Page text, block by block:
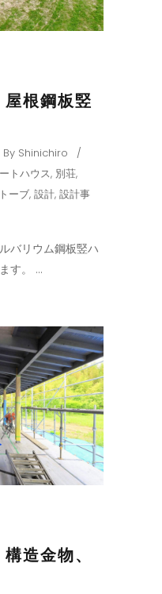
根鋼板竪
By Shinichiro
トハウス, 別荘,
ーブ, 設計, 設計事
バリウム鋼板竪ハ
す。
造金物、